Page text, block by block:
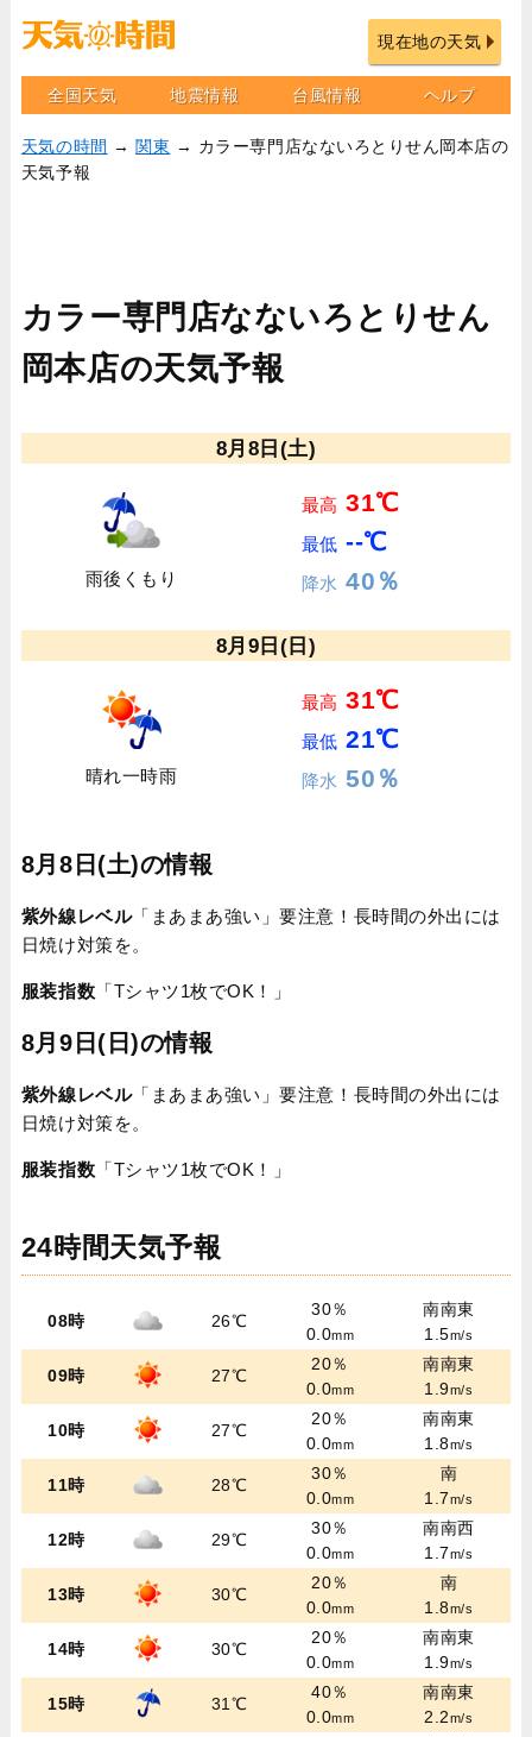
現在地の天気
全国天気 地震情報 台風情報 ヘルプ
天気の時間 → 関東 → カラー専門店なないろとりせん岡本店の
天気予報
カラー専門店なないろとりせん
岡本店の天気予報
8月8日(土)
雨後くもり
最高 31℃
最低 --℃
降水 40％
8月9日(日)
晴れ一時雨
最高 31℃
最低 21℃
降水 50％
8月8日(土)の情報
紫外線レベル「まあまあ強い」要注意！長時間の外出には
日焼け対策を。
服装指数 「Tシャツ1枚でOK！」
8月9日(日)の情報
紫外線レベル「まあまあ強い」要注意！長時間の外出には
日焼け対策を。
服装指数 「Tシャツ1枚でOK！」
24時間天気予報
08時 26℃
30％
0.0mm
南南東
1.5m/s
09時 27℃
20％
0.0mm
南南東
1.9m/s
10時 27℃
20％
0.0mm
南南東
1.8m/s
11時 28℃
30％
0.0mm
南
1.7m/s
12時 29℃
30％
0.0mm
南南西
1.7m/s
13時 30℃
20％
0.0mm
南
1.8m/s
14時 30℃
20％
0.0mm
南南東
1.9m/s
15時 31℃
40％
0.0mm
南南東
2.2m/s